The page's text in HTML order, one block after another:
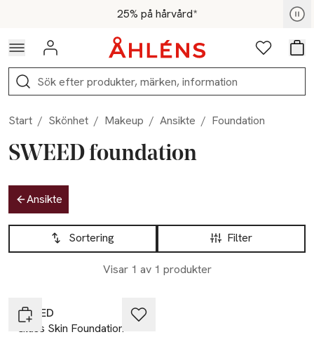
Hoppa till navigationsmenyn25% på hårvård*
För medlemmar - Shoppa nu
Logga in Favoriter
Sök
Start / Skönhet / Makeup / Ansikte / Foundation
SWEED foundation
Hoppa till produktsidan
Ansikte
Hoppa till produktsidan
Filter
Sortering
Visar 1 av 1 produkter
Lista över produkter
SWEED
Glass Skin Foundation